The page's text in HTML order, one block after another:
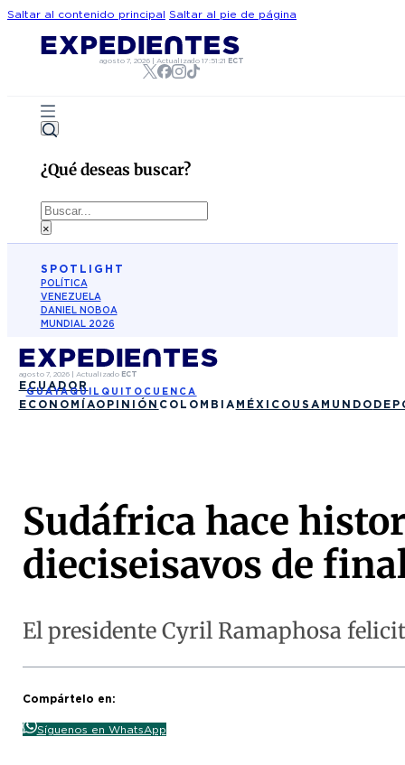
Saltar al contenido principal Saltar al pie de página
agosto 7, 2026 |Actualizado17:51:21 ECT
¿Qué deseas buscar?
Buscar
×
SPOTLIGHT
POLÍTICA
VENEZUELA
DANIEL NOBOA
MUNDIAL 2026
agosto 7, 2026| Actualizado ECT
ECUADOR
GUAYAQUIL QUITO CUENCA
ECONOMÍAOPINIÓN COLOMBIA MÉXICO USA MUNDO
Sudáfrica hace
dieciseisavos de
El presidente Cyril Ramaphosa
Compártelo en:
Síguenos en WhatsApp